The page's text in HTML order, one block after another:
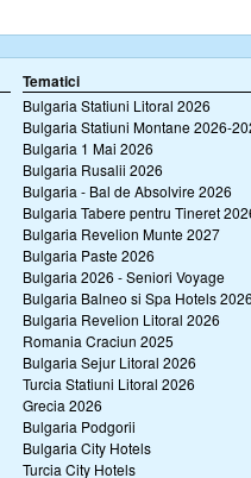
Tematici
Bulgaria Statiuni Litoral 2026
Bulgaria Statiuni Montane 2026-
Bulgaria 1 Mai 2026
Bulgaria Rusalii 2026
Bulgaria - Bal de Absolvire 2026
Bulgaria Tabere pentru Tineret
Bulgaria Revelion Munte 2027
Bulgaria Paste 2026
Bulgaria 2026 - Seniori Voyage
Bulgaria Balneo si Spa Hotels
Bulgaria Revelion Litoral 2026
Romania Craciun 2025
Bulgaria Sejur Litoral 2026
Turcia Statiuni Litoral 2026
Grecia 2026
Bulgaria Podgorii
Bulgaria City Hotels
Turcia City Hotels